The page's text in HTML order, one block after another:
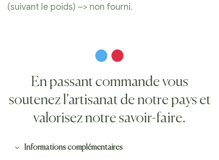
(suivant le poids) –> non fourni.
En passant commande vous
soutenez l’artisanat de notre pays et
valorisez notre savoir-faire.
Informations complémentaires